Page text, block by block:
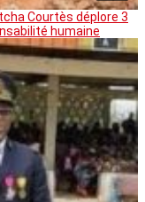
Courtès déplore 3
humaine